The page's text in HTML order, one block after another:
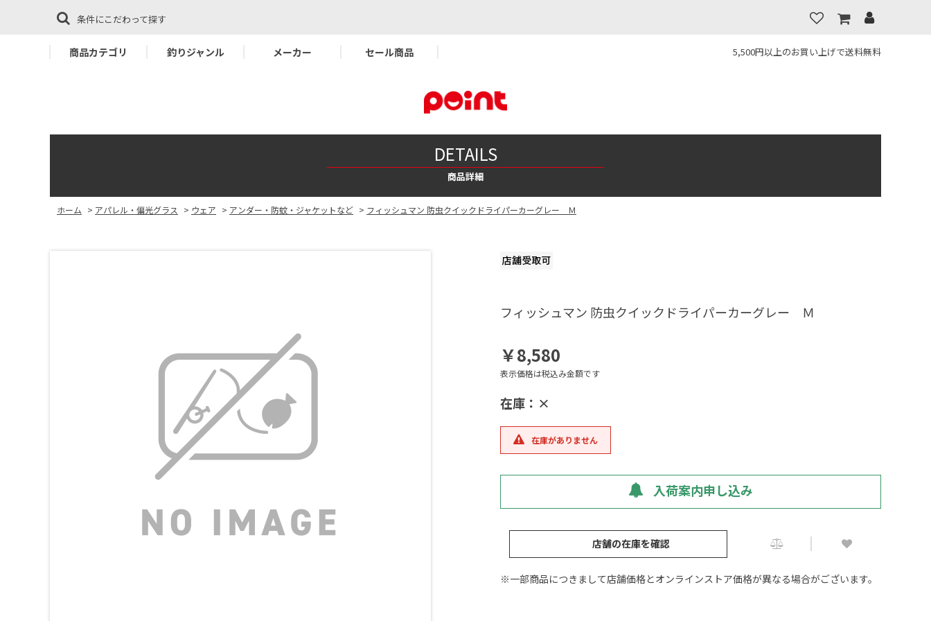
条件にこだわって探す
商品カテゴリ 釣りジャンル メーカー セール商品 5,500円以上のお買い上げで送料無料
DETAILS
商品詳細
ホーム > アパレル・偏光グラス > ウェア > アンダー・防蚊・ジャケットなど > フィッシュマン 防虫クイックドライパーカーグレー Ｍ
フィッシュマン 防虫クイックドライパーカーグレー Ｍ
￥8,580
表示価格は税込み金額です
在庫：×
在庫がありません
入荷案内申し込み
店舗の在庫を確認
※一部商品につきまして店舗価格とオンラインストア価格が異なる場合がございます。